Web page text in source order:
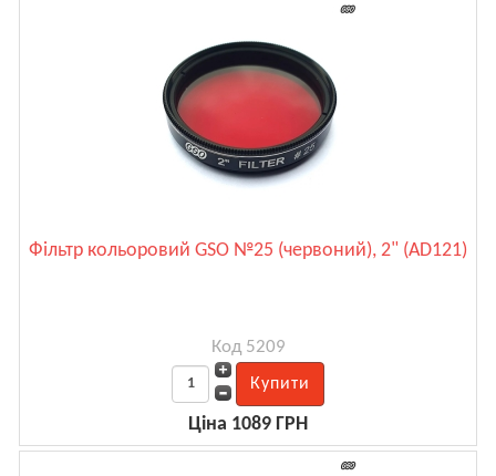
Фільтр кольоровий GSO №25 (червоний), 2" (AD121)
Код 5209
Ціна 1089 ГРН